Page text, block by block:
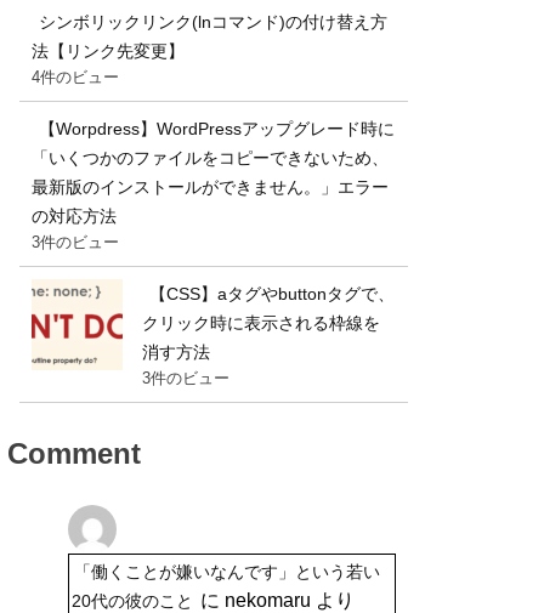
シンボリックリンク(lnコマンド)の付け替え方
法【リンク先変更】
4件のビュー
【Worpdress】WordPressアップグレード時に
「いくつかのファイルをコピーできないため、
最新版のインストールができません。」エラー
の対応方法
3件のビュー
【CSS】aタグやbuttonタグで、
クリック時に表示される枠線を
消す方法
3件のビュー
Comment
「働くことが嫌いなんです」という若い
20代の彼のこと
に nekomaru より